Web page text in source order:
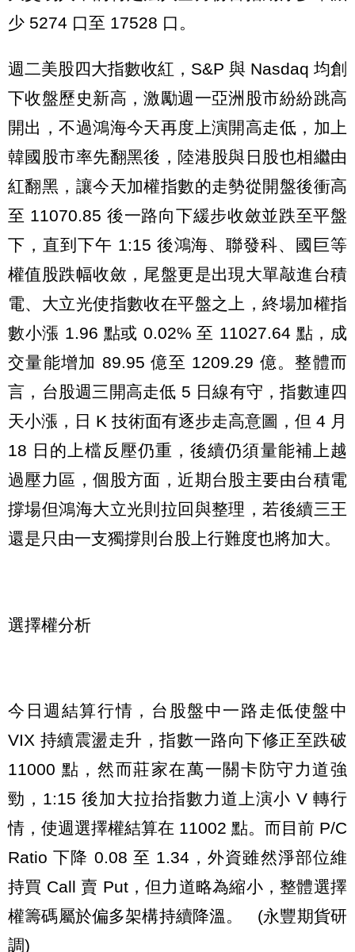
少 5274 口至 17528 口。
週二美股四大指數收紅，S&P 與 Nasdaq 均創
下收盤歷史新高，激勵週一亞洲股市紛紛跳高
開出，不過鴻海今天再度上演開高走低，加上
韓國股市率先翻黑後，陸港股與日股也相繼由
紅翻黑，讓今天加權指數的走勢從開盤後衝高
至 11070.85 後一路向下緩步收斂並跌至平盤
下，直到下午 1:15 後鴻海、聯發科、國巨等
權值股跌幅收斂，尾盤更是出現大單敲進台積
電、大立光使指數收在平盤之上，終場加權指
數小漲 1.96 點或 0.02% 至 11027.64 點，成
交量能增加 89.95 億至 1209.29 億。整體而
言，台股週三開高走低 5 日線有守，指數連四
天小漲，日 K 技術面有逐步走高意圖，但 4 月
18 日的上檔反壓仍重，後續仍須量能補上越
過壓力區，個股方面，近期台股主要由台積電
撐場但鴻海大立光則拉回與整理，若後續三王
還是只由一支獨撐則台股上行難度也將加大。
選擇權分析
今日週結算行情，台股盤中一路走低使盤中
VIX 持續震盪走升，指數一路向下修正至跌破
11000 點，然而莊家在萬一關卡防守力道強
勁，1:15 後加大拉抬指數力道上演小 V 轉行
情，使週選擇權結算在 11002 點。而目前 P/C
Ratio 下降 0.08 至 1.34，外資雖然淨部位維
持買 Call 賣 Put，但力道略為縮小，整體選擇
權籌碼屬於偏多架構持續降溫。 (永豐期貨研
調)